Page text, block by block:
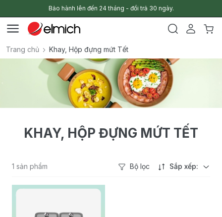
Bảo hành lên đến 24 tháng - đổi trả 30 ngày.
Trang chủ Khay, Hộp đựng mứt Tết
KHAY, HỘP ĐỰNG MỨT TẾT
1 sản phẩm Bộ lọc Sắp xếp: